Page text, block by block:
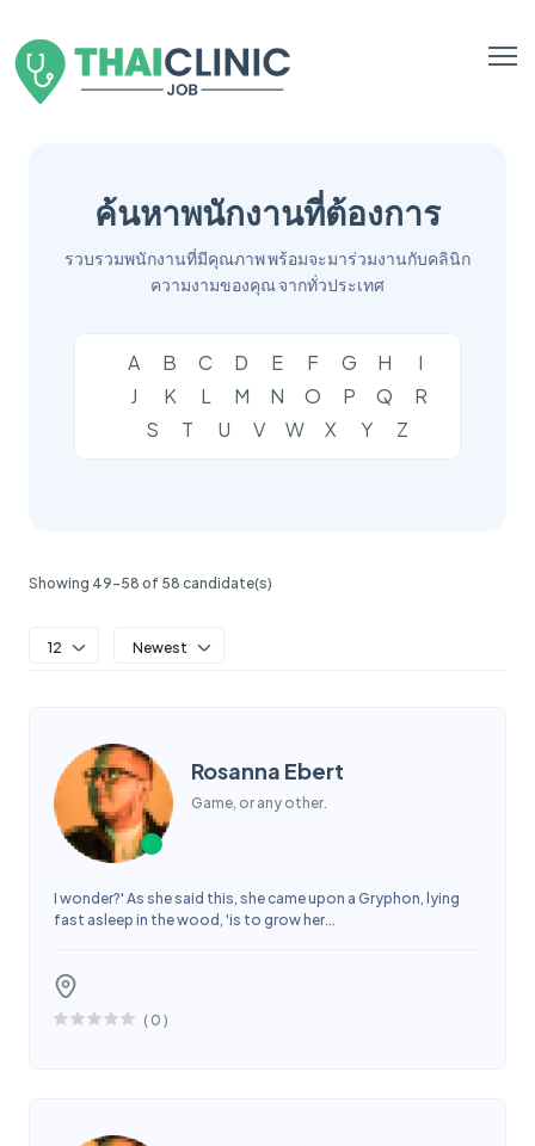
ค้นหาพนักงานที่ต้องการ
รวบรวมพนักงานที่มีคุณภาพ พร้อมจะมาร่วมงานกับคลินิก
ความงามของคุณ จากทั่วประเทศ
A B C D E F G H
I
J
K L M N O P Q
R
S
T U V W X Y Z
Showing 49-58 of 58 candidate(s)
12 Newest
Rosanna Ebert
Game, or any other.
I wonder?' As she said this, she came upon a Gryphon, lying
fast asleep in the wood, 'is to grow her...
( 0 )